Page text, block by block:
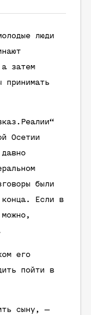
люди
а затем
принимать
Осетии
были
Если в
его
пойти в
сыну, —